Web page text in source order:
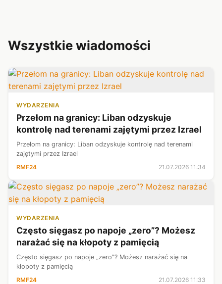
Wszystkie wiadomości
WYDARZENIA
Przełom na granicy: Liban odzyskuje
kontrolę nad terenami zajętymi przez Izrael
Przełom na granicy: Liban odzyskuje kontrolę nad terenami
zajętymi przez Izrael
RMF24
21.07.2026 11:34
WYDARZENIA
Często sięgasz po napoje „zero”? Możesz
narażać się na kłopoty z pamięcią
Często sięgasz po napoje „zero”? Możesz narażać się na
kłopoty z pamięcią
RMF24
21.07.2026 11:33